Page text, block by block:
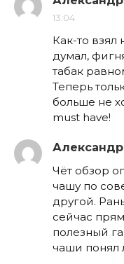
13:04
Как-то взял
думал,
табак
Теперь
больше не
must have!
Чёт обзор
чашу по
другой.
сейчас
полезный
чаши понял